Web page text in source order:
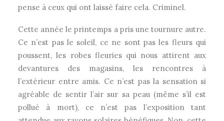
pense à ceux qui ont laissé faire cela. Criminel.
Cette année le printemps a pris une tournure autre.
Ce n’est pas le soleil, ce ne sont pas les fleurs qui
poussent, les robes fleuries qui nous attirent aux
devantures des magasins, les rencontres à
l’extérieur entre amis. Ce n’est pas la sensation si
agréable de sentir l’air sur sa peau (même s’il est
pollué à mort), ce n’est pas l’exposition tant